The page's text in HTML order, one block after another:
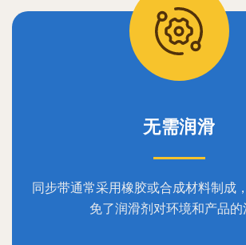
无需润滑
同步带通常采用橡胶或合成材料制成
免了润滑剂对环境和产品的